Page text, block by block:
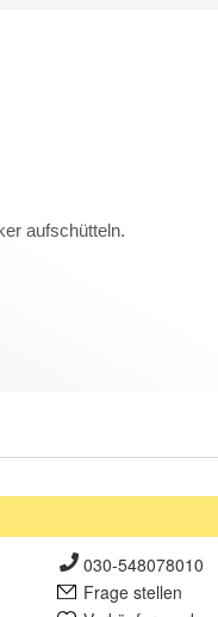
030-548078010
Frage stellen